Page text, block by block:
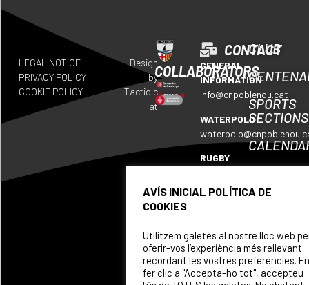
COLLABORATORS
CONTACT
GENERAL
INFORMATION
info@cnpoblenou.cat
WATERPOLO
RUGBY
ARTISTIC
CLUB
SPORTS
SECTIONS
WE
ARE
LEGAL NOTICE
PRIVACY POLICY
COOKIE POLICY
Design
by
Tactic.c
at
AVÍS INICIAL POLÍTICA DE
COOKIES
Utilitzem galetes al nostre lloc web
oferir-vos l’experiència més rellevant
recordant les vostres preferències. En
fer clic a "Accepta-ho tot", accepteu